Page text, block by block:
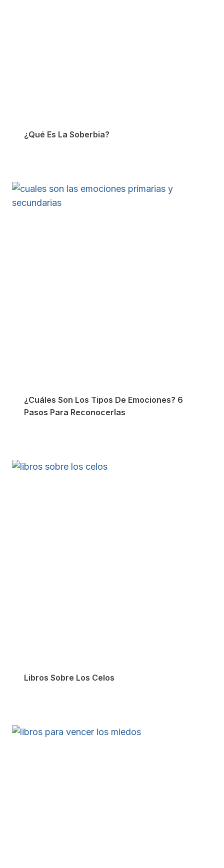
¿Qué Es La Soberbia?
¿Cuáles Son Los Tipos De Emociones? 6
Pasos Para Reconocerlas
Libros Sobre Los Celos